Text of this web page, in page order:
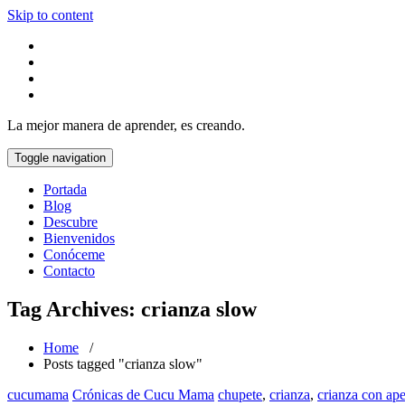
Skip to content
La mejor manera de aprender, es creando.
Toggle navigation
Portada
Blog
Descubre
Bienvenidos
Conóceme
Contacto
Tag Archives: crianza slow
Home /
Posts tagged "crianza slow"
cucumama Crónicas de Cucu Mama chupete, crianza, crianza con